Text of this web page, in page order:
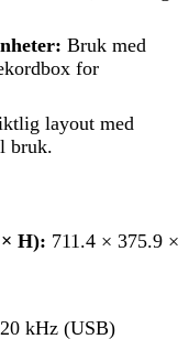
Bruk med
for
layout med
bruk.
H): 711.4 × 375.9 ×
kHz (USB)